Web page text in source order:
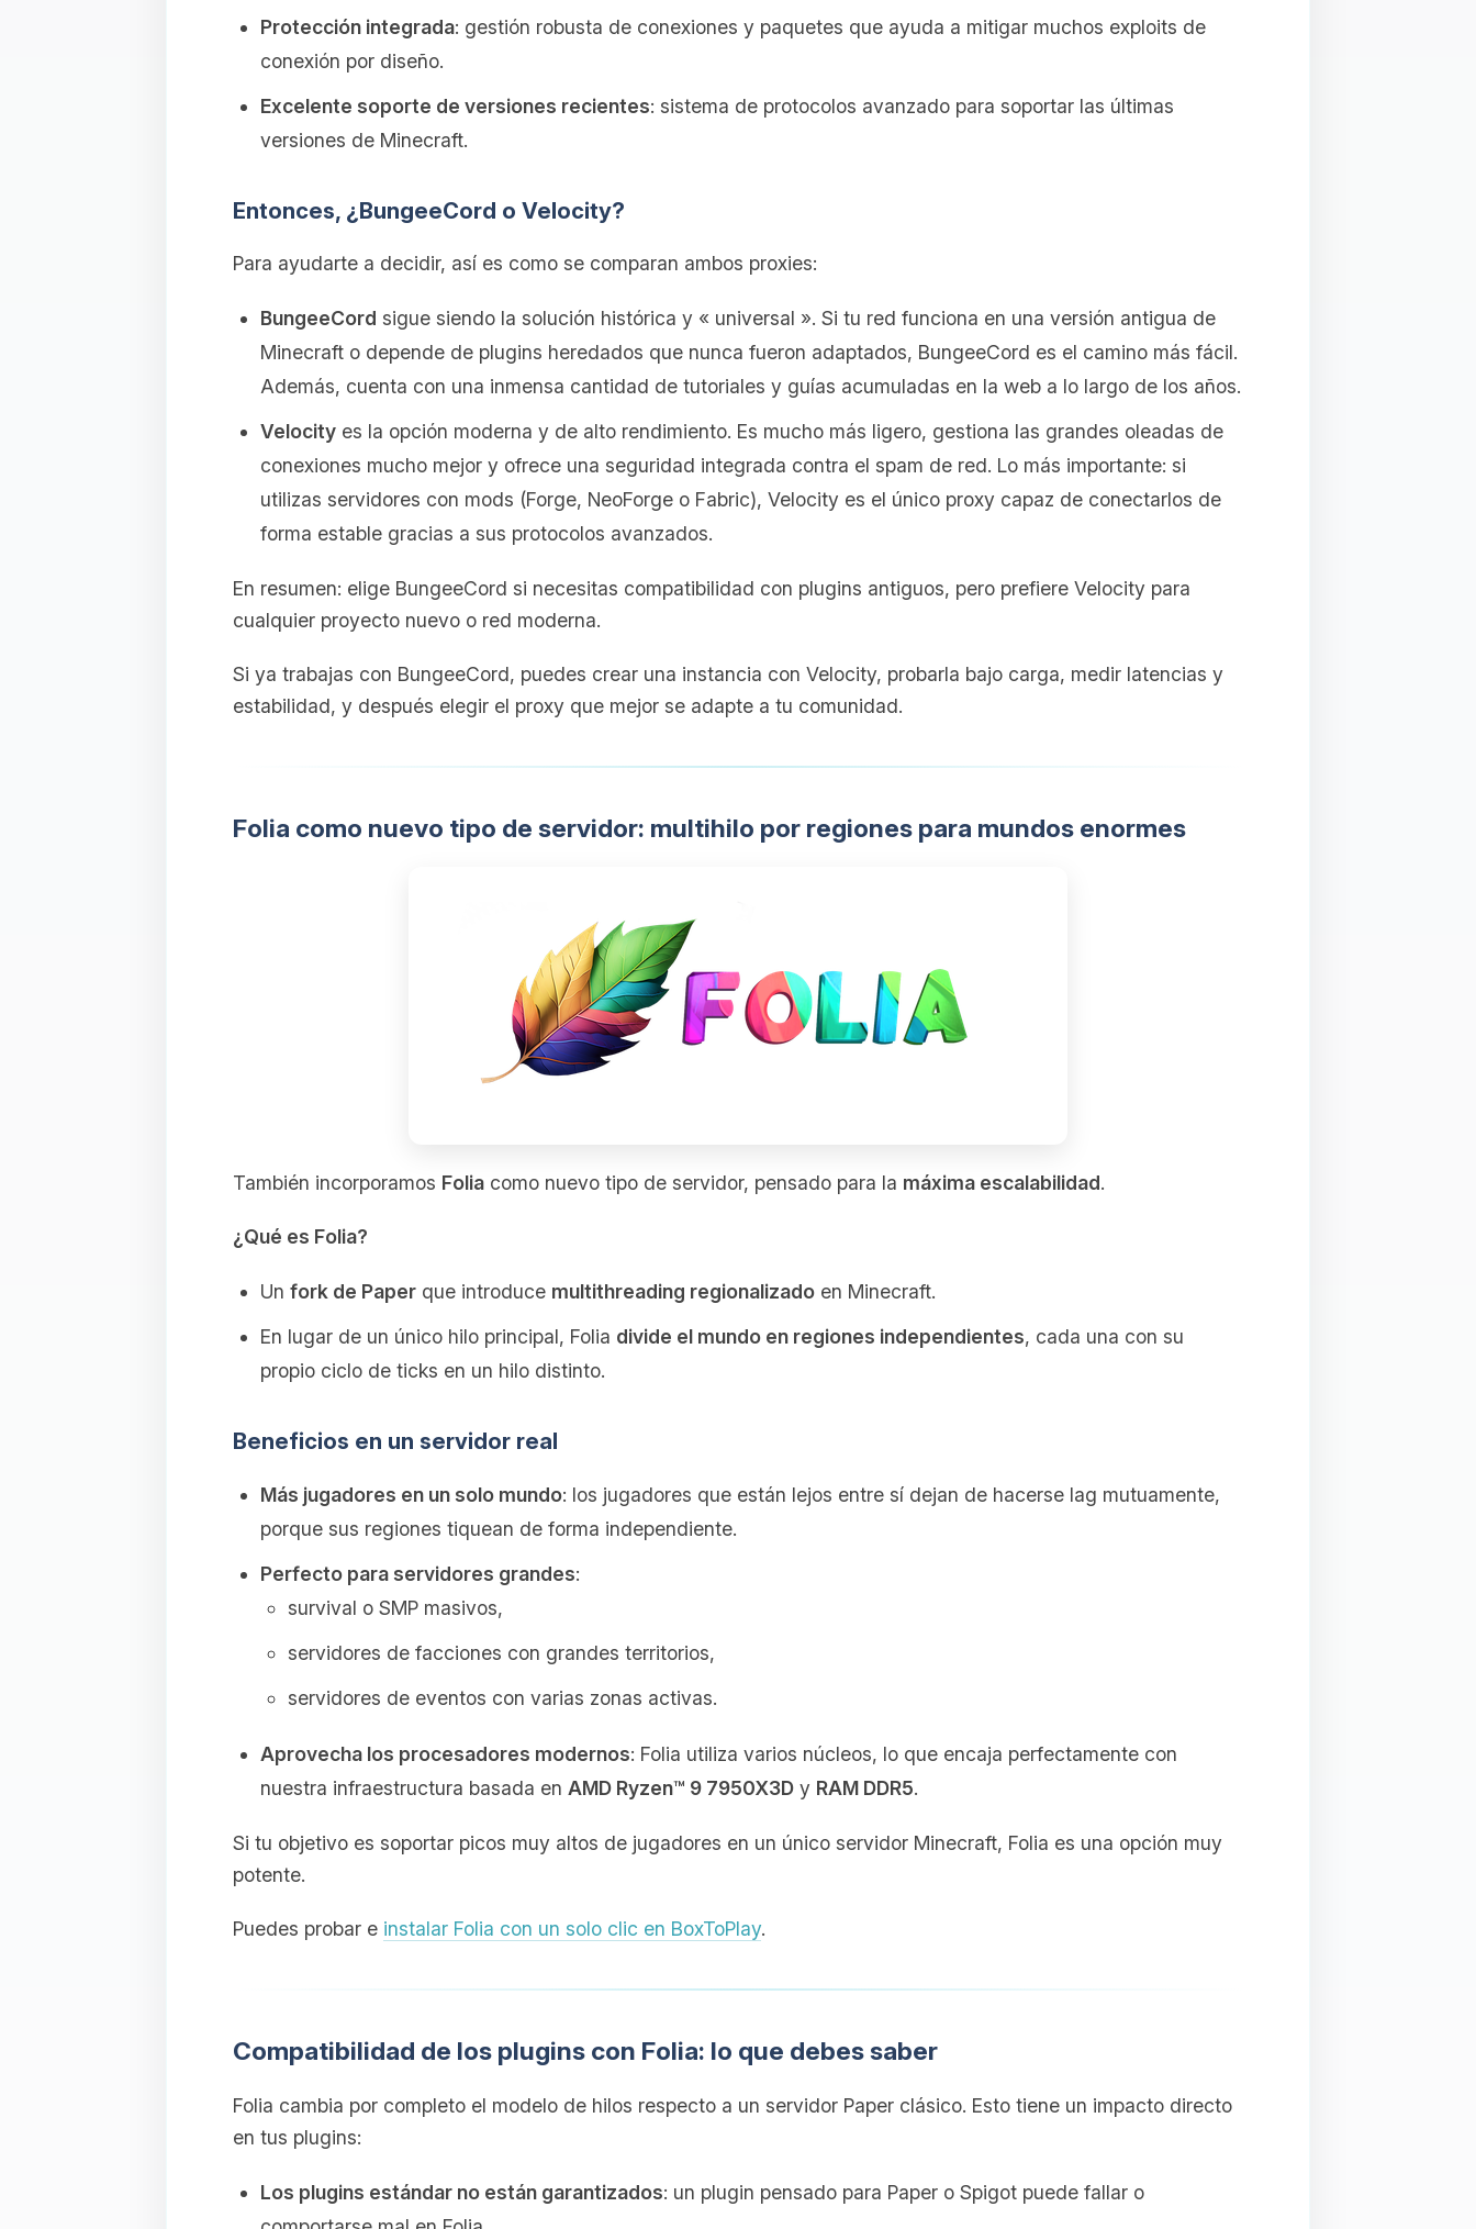
Protección integrada: gestión robusta de conexiones y paquetes que ayuda a mitigar muchos exploits de
conexión por diseño.
Excelente soporte de versiones recientes: sistema de protocolos avanzado para soportar las últimas
versiones de Minecraft.
Entonces, ¿BungeeCord o Velocity?
Para ayudarte a decidir, así es como se comparan ambos proxies:
BungeeCord sigue siendo la solución histórica y « universal ». Si tu red funciona en una versión antigua de
Minecraft o depende de plugins heredados que nunca fueron adaptados, BungeeCord es el camino más fácil.
Además, cuenta con una inmensa cantidad de tutoriales y guías acumuladas en la web a lo largo de los años.
Velocityes la opción moderna y de alto rendimiento. Es mucho más ligero, gestiona las grandes oleadas de
conexiones mucho mejor y ofrece una seguridad integrada contra el spam de red. Lo más importante: si
utilizas servidores con mods (Forge, NeoForge o Fabric), Velocity es el único proxy capaz de conectarlos de
forma estable gracias a sus protocolos avanzados.
En resumen: elige BungeeCord si necesitas compatibilidad con plugins antiguos, pero prefiere Velocity para
cualquier proyecto nuevo o red moderna.
Si ya trabajas con BungeeCord, puedes crear una instancia con Velocity, probarla bajo carga, medir latencias y
estabilidad, y después elegir el proxy que mejor se adapte a tu comunidad.
Folia como nuevo tipo de servidor: multihilo por regiones para mundos enormes
También incorporamos Foliacomo nuevo tipo de servidor, pensado para la máxima escalabilidad.
¿Qué es Folia?
Un fork de Paperque introduce multithreading regionalizadoen Minecraft.
En lugar de un único hilo principal, Folia divide el mundo en regiones independientes, cada una con su
propio ciclo de ticks en un hilo distinto.
Beneficios en un servidor real
Más jugadores en un solo mundo: los jugadores que están lejos entre sí dejan de hacerse lag mutuamente,
porque sus regiones tiquean de forma independiente.
Perfecto para servidores grandes:
survival o SMP masivos,
servidores de facciones con grandes territorios,
servidores de eventos con varias zonas activas.
Aprovecha los procesadores modernos: Folia utiliza varios núcleos, lo que encaja perfectamente con
nuestra infraestructura basada en AMD Ryzen™ 9 7950X3Dy RAM DDR5.
Si tu objetivo es soportar picos muy altos de jugadores en un único servidor Minecraft, Folia es una opción muy
potente.
Puedes probar e instalar Folia con un solo clic en BoxToPlay.
Compatibilidad de los plugins con Folia: lo que debes saber
Folia cambia por completo el modelo de hilos respecto a un servidor Paper clásico. Esto tiene un impacto directo
en tus plugins:
Los plugins estándar no están garantizados: un plugin pensado para Paper o Spigot puede fallar o